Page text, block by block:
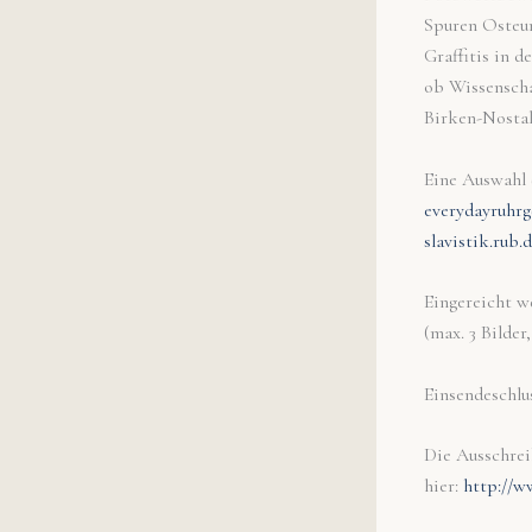
Spuren
Graffitis in
ob
Birken-
Eine
Eingereicht
(max. 3
Die
hier: http://